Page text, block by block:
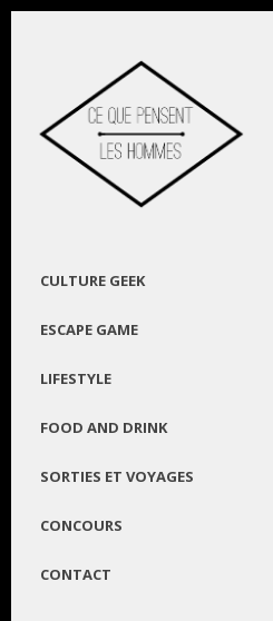
CULTURE GEEK
ESCAPE GAME
LIFESTYLE
FOOD AND DRINK
SORTIES ET VOYAGES
CONCOURS
CONTACT